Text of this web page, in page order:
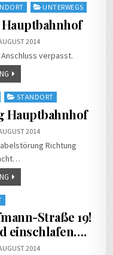
UNTERWEGS
2014
verpasst.
STANDORT
Hauptbahnhof
2014
Richtung
Straße 19!
einschlafen….
2014